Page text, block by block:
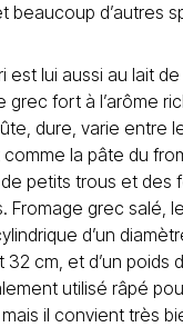
beaucoup d’autres
est lui aussi au lait de
grec fort à l’arôme
dure, varie entre
la pâte du
petits trous et des
Fromage grec salé,
d’un
cm, et d’un poids
utilisé râpé
il convient très